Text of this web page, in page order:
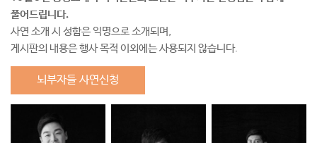
풀어드립니다.
사연 소개 시 성함은 익명으로 소개되며,
게시판의 내용은 행사 목적 이외에는 사용되지 않습니다.
뇌부자들 사연신청